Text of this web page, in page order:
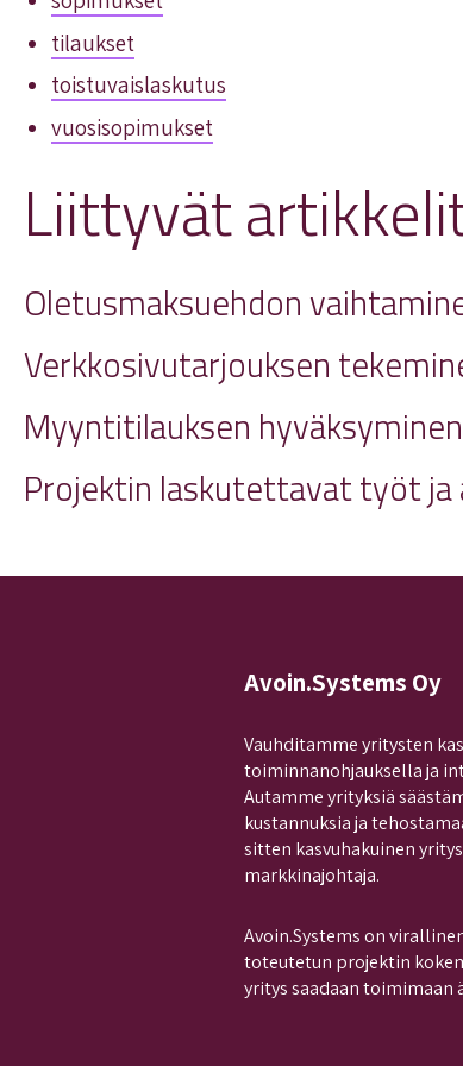
tilaukset
toistuvaislaskutus
vuosisopimukset
Liittyvät
Oletusmaksuehdon
Verkkosivutarjouksen
Myyntitilauksen
Projektin laskutettavat työt
Avoin.Systems Oy
Vauhditamme yritysten
toiminnanohjauksella ja
Autamme yrityksiä
kustannuksia ja
sitten kasvuhakuinen
markkinajohtaja.
Avoin.Systems on
toteutetun projektin
yritys saadaan toimimaan